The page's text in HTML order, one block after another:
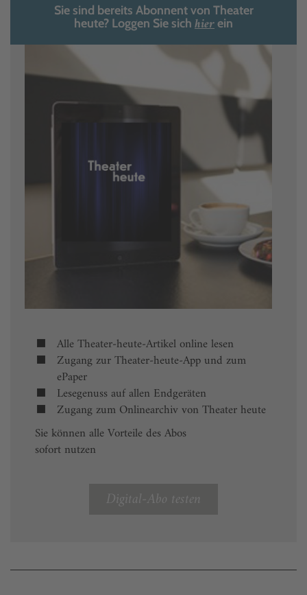
Sie sind bereits Abonnent von Theater
heute? Loggen Sie sich hierein
Alle Theater-heute-Artikel online lesen
Zugang zur Theater-heute-App und zum
ePaper
Lesegenuss auf allen Endgeräten
Zugang zum Onlinearchiv von Theater heute
Sie können alle Vorteile des Abos
sofort nutzen
Digital-Abo testen